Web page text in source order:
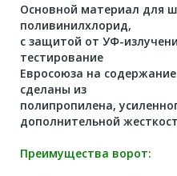
Основной материал для
поливинилхлорид,
с защитой от УФ-
тестирование
Евросоюза на
сделаны из
полипропилена,
дополнительной
Преимущества ворот: